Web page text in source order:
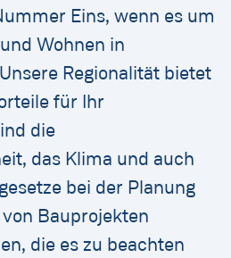
Eins, wenn es um
Wohnen in
Regionalität bietet
für Ihr
die
das Klima und auch
bei der Planung
Bauprojekten
die es zu beachten